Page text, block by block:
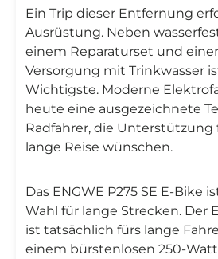
Ein Trip dieser Entfernung
Ausrüstung. Neben
einem Reparaturset und
Versorgung mit Trinkwasser
Wichtigste. Moderne
heute eine ausgezeichnete
Radfahrer, die Unterstützung
lange Reise wünschen.
Das ENGWE P275 SE E-Bike
Wahl für lange Strecken. Der
ist tatsächlich fürs lange
einem bürstenlosen 250-